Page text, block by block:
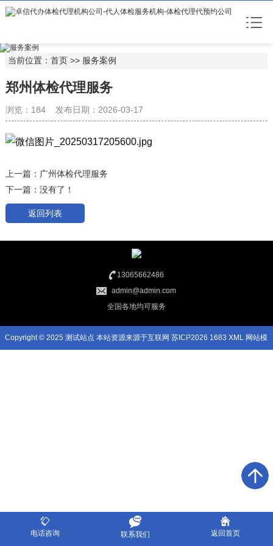
当前位置：首页 >> 服务案例
郑州体检代理服务
浏览：184 发布日期：2026-03-17
上一篇： 广州体检代理服务
下一篇：没有了！
返回列表
13065662486
admin@admin.com
全国各地均可服务
Copyright © 2025 测试站点 本站资源来源于互联网苏ICP2026 1683 XML 网站模
电话咨询 联系我们 返回首页